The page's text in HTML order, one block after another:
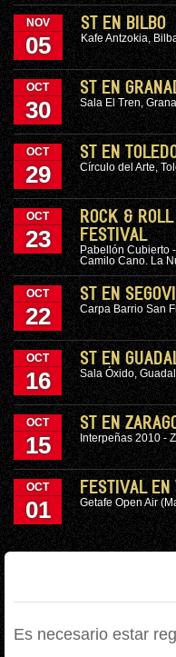
NOV
05
ST EN BILBO
Kafe Antzokia,
OCT
30
ST EN
Sala El Tren,
OCT
29
ST EN
Círculo del Arte,
OCT
23
ROCK &
FESTIVAL
Pabellón Cubierto
Camilo Cano. La
OCT
22
ST EN
Carpa Barrio San
OCT
16
ST EN
Sala Óxido,
OCT
15
ST EN
Interpeñas 2010 -
OCT
01
FESTIVAL EN
Getafe Open Air
Es necesario estar